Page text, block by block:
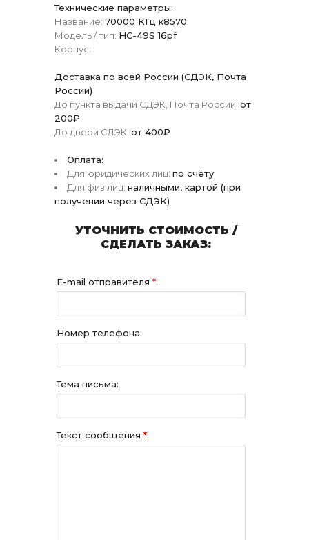
Технические параметры:
Название: 70000 КГц к8570
Модель / тип: HC-49S 16pf
Корпус:
Доставка по всей России (СДЭК, Почта
России)
До пункта выдачи СДЭК, Почта России: от
200₽
До двери СДЭК: от 400₽
Оплата:
Для юридических лиц: по счёту
Для физ лиц: наличными, картой (при
получении через СДЭК)
УТОЧНИТЬ СТОИМОСТЬ /
СДЕЛАТЬ ЗАКАЗ:
E-mail отправителя *:
Номер телефона:
Тема письма:
Текст сообщения *: